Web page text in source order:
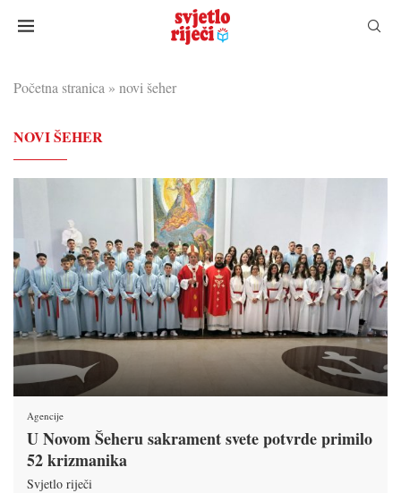
Početna stranica » novi šeher
NOVI ŠEHER
Agencije
U Novom Šeheru sakrament svete potvrde primilo
52 krizmanika
Svjetlo riječi